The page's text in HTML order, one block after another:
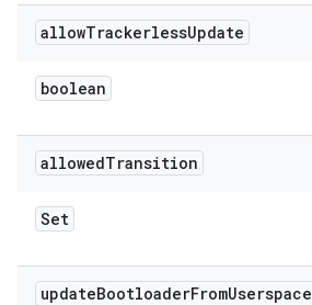
allowTrackerlessUpdate
boolean
allowedTransition
Set
updateBootloaderFromUserspace